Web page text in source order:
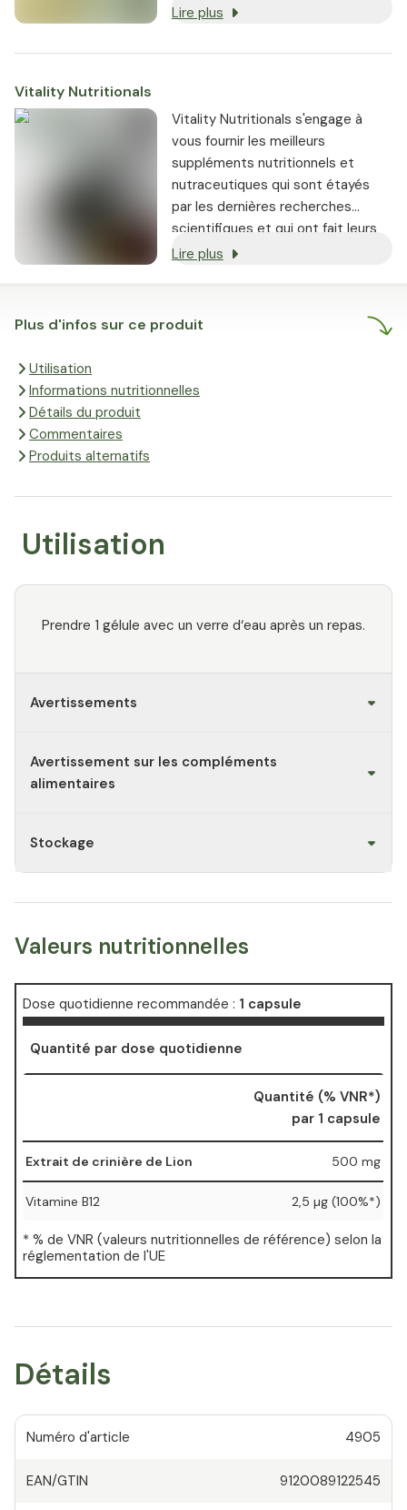
les plus réputés.
Lire plus
Plus d'infos sur ce produit
Utilisation
Informations nutritionnelles
Détails du produit
Commentaires
Produits alternatifs
Utilisation
Prendre 1 gélule avec un verre d‘eau après un repas.
Avertissements
Avertissement sur les compléments
alimentaires
Stockage
Valeurs nutritionnelles
Dose quotidienne recommandée : 1 capsule
Quantité par dose quotidienne
Quantité (% VNR*)
par 1 capsule
Extrait de crinière de Lion 500 mg
Vitamine B12 2,5 µg (100%*)
* % de VNR (valeurs nutritionnelles de référence) selon la
réglementation de l'UE
Détails
Numéro d'article 4905
EAN/GTIN 9120089122545
Vitality Nutritionals
Vitality Nutritionals s'engage à
vous fournir les meilleurs
suppléments nutritionnels et
nutraceutiques qui sont étayés
par les dernières recherches
scientifiques et qui ont fait leurs
preuves.
Lire plus